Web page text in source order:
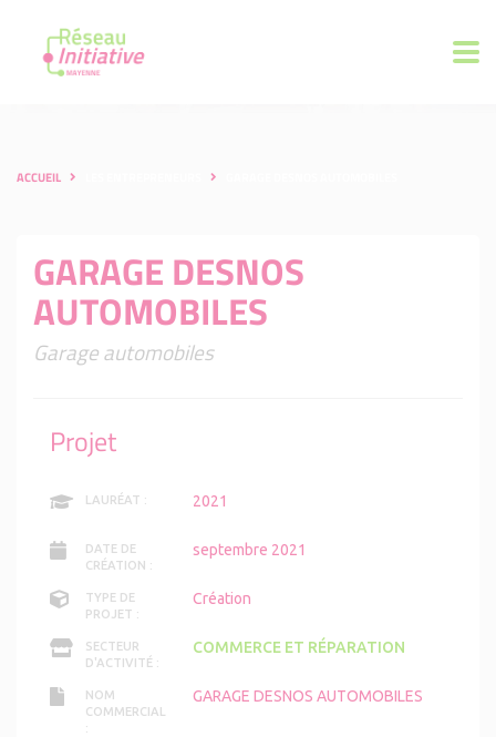
ACCUEIL
GARAGE DESNOS
AUTOMOBILES
Garage automobiles
Projet
LAURÉAT : 2021
DATE DE
CRÉATION :
septembre 2021
TYPE DE
PROJET :
Création
SECTEUR
D'ACTIVITÉ :
COMMERCE ET RÉPARATION
NOM
COMMERCIAL
:
GARAGE DESNOS AUTOMOBILES